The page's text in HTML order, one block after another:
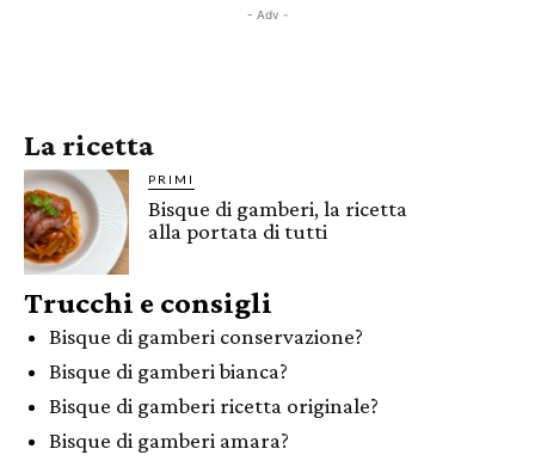
- Adv -
La ricetta
PRIMI
Bisque di gamberi, la ricetta
alla portata di tutti
Trucchi e consigli
Bisque di gamberi conservazione?
Bisque di gamberi bianca?
Bisque di gamberi ricetta originale?
Bisque di gamberi amara?